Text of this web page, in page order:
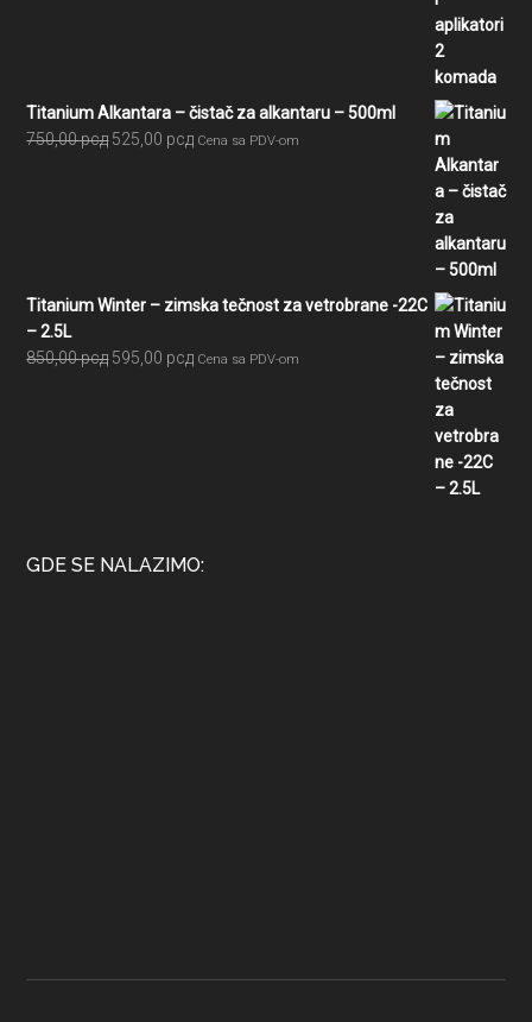
Titanium Alkantara – čistač za alkantaru – 500ml
750,00рсд Originalna
525,00 рсдTrenutna
Cena sa PDV-om
Titanium Winter – zimska tečnost za vetrobrane -22C
– 2.5L
850,00рсд Originalna
595,00 рсдTrenutna
Cena sa PDV-om
GDE SE NALAZIMO: